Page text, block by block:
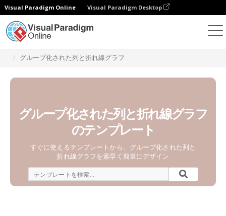
Visual Paradigm Online Visual Paradigm Desktop
グループ化された列と折れ線グラフ
グループ化された列と折れ線グラフ
のテンプレート
すぐに使えるテンプレートから、グループ化された列と
折れ線グラフを素早く簡単にデザイン